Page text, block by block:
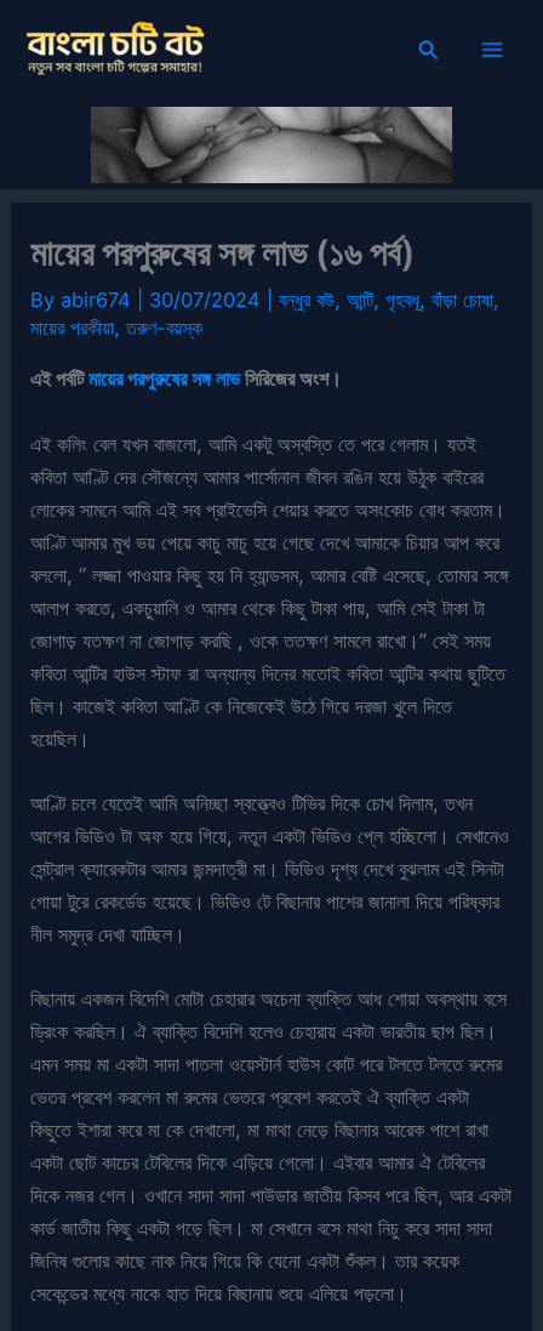
content
Search
মায়ের পরপুরুষের সঙ্গ লাভ (১৬ পর্ব)
Byabir674 30/07/2024 |বন্ধুর বউ,আন্টি,গৃহবধূ,বাঁড়া চোষা,
মায়ের পরকীয়া,তরুণ-বয়স্ক
এই পর্বটিমায়ের পরপুরুষের সঙ্গ লাভসিরিজের অংশ।
এই কলিং বেল যখন বাজলো, আমি একটু অস্বস্তি তে পরে গেলাম। যতই
কবিতা আণ্টি দের সৌজন্যে আমার পার্সোনাল জীবন রঙিন হয়ে উঠুক বাইরের
লোকের সামনে আমি এই সব প্রাইভেসি শেয়ার করতে অসংকোচ বোধ করতাম।
আণ্টি আমার মুখ ভয় পেয়ে কাচু মাচু হয়ে গেছে দেখে আমাকে চিয়ার আপ করে
বললো, ” লজ্জা পাওয়ার কিছু হয় নি হ্যান্ডসম, আমার বেষ্টি এসেছে, তোমার সঙ্গে
আলাপ করতে, একচুয়ালি ও আমার থেকে কিছু টাকা পায়, আমি সেই টাকা টা
জোগাড় যতক্ষণ না জোগাড় করছি , ওকে ততক্ষণ সামলে রাখো।” সেই সময়
কবিতা আন্টির হাউস স্টাফ রা অন্যান্য দিনের মতোই কবিতা আন্টির কথায় ছুটিতে
ছিল। কাজেই কবিতা আণ্টি কে নিজেকেই উঠে গিয়ে দরজা খুলে দিতে
হয়েছিল।
আণ্টি চলে যেতেই আমি অনিচ্ছা স্বত্ত্বেও টিভির দিকে চোখ দিলাম, তখন
আগের ভিডিও টা অফ হয়ে গিয়ে, নতুন একটা ভিডিও প্লে হচ্ছিলো। সেখানেও
সেন্ট্রাল ক্যারেকটার আমার জন্মদাত্রী মা। ভিডিও দৃশ্য দেখে বুঝলাম এই সিনটা
গোয়া টুরে রেকর্ডেড হয়েছে। ভিডিও টে বিছানার পাশের জানালা দিয়ে পরিষ্কার
নীল সমুদ্র দেখা যাচ্ছিল।
বিছানায় একজন বিদেশি মোটা চেহারার অচেনা ব্যাক্তি আধ শোয়া অবস্থায় বসে
ড্রিংক করছিল। ঐ ব্যাক্তি বিদেশি হলেও চেহারায় একটা ভারতীয় ছাপ ছিল।
এমন সময় মা একটা সাদা পাতলা ওয়েস্টার্ন হাউস কোট পরে টলতে টলতে রুমের
ভেতর প্রবেশ করলেন মা রুমের ভেতরে প্রবেশ করতেই ঐ ব্যাক্তি একটা
কিছুতে ইশারা করে মা কে দেখালো, মা মাথা নেড়ে বিছানার আরেক পাশে রাখা
একটা ছোট কাচের টেবিলের দিকে এড়িয়ে গেলো। এইবার আমার ঐ টেবিলের
দিকে নজর গেল। ওখানে সাদা সাদা পাউডার জাতীয় কিসব পরে ছিল, আর একটা
কার্ড জাতীয় কিছু একটা পড়ে ছিল। মা সেখানে বসে মাথা নিচু করে সাদা সাদা
জিনিষ গুলোর কাছে নাক নিয়ে গিয়ে কি যেনো একটা শুঁকল। তার কয়েক
সেকেন্ডের মধ্যে নাকে হাত দিয়ে বিছানায় শুয়ে এলিয়ে পড়লো।